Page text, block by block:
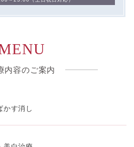
内容のご案内
かす消し